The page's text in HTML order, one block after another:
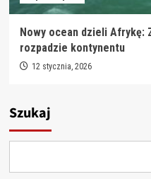
Nowy ocean dzieli Afrykę:
rozpadzie kontynentu
12 stycznia, 2026
Szukaj